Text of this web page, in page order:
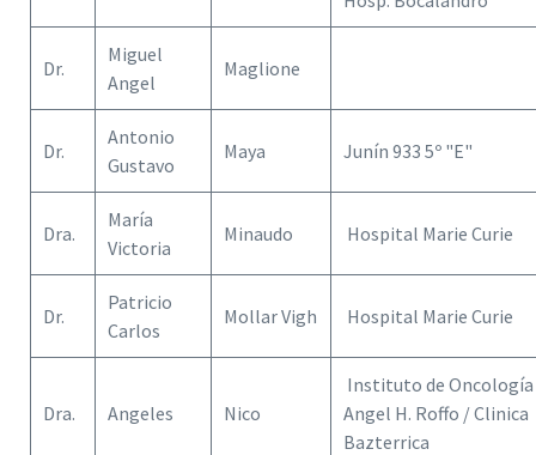
Dr.
Miguel
Angel
Maglione
Dr.
Antonio
Gustavo
Maya Junín 933 5º "E"
Dra.
María
Victoria
Minaudo Hospital Marie Curie
Dr.
Patricio
Carlos
Mollar Vigh Hospital Marie Curie
Dra. Angeles Nico
Instituto de Oncología
Angel H. Roffo / Clinica
Bazterrica